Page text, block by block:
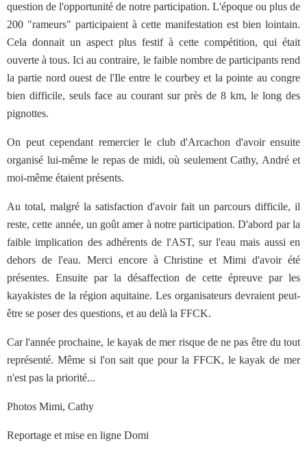
question de l'opportunité de notre participation. L'époque ou plus de
200 "rameurs" participaient à cette manifestation est bien lointain.
Cela donnait un aspect plus festif à cette compétition, qui était
ouverte à tous. Ici au contraire, le faible nombre de participants rend
la partie nord ouest de l'Ile entre le courbey et la pointe au congre
bien difficile, seuls face au courant sur près de 8 km, le long des
pignottes.
On peut cependant remercier le club d'Arcachon d'avoir ensuite
organisé lui-même le repas de midi, où seulement Cathy, André et
moi-même étaient présents.
Au total, malgré la satisfaction d'avoir fait un parcours difficile, il
reste, cette année, un goût amer à notre participation. D'abord par la
faible implication des adhérents de l'AST, sur l'eau mais aussi en
dehors de l'eau. Merci encore à Christine et Mimi d'avoir été
présentes. Ensuite par la désaffection de cette épreuve par les
kayakistes de la région aquitaine. Les organisateurs devraient peut-
être se poser des questions, et au delà la FFCK.
Car l'année prochaine, le kayak de mer risque de ne pas être du tout
représenté. Même si l'on sait que pour la FFCK, le kayak de mer
n'est pas la priorité...
Photos Mimi, Cathy
Reportage et mise en ligne Domi